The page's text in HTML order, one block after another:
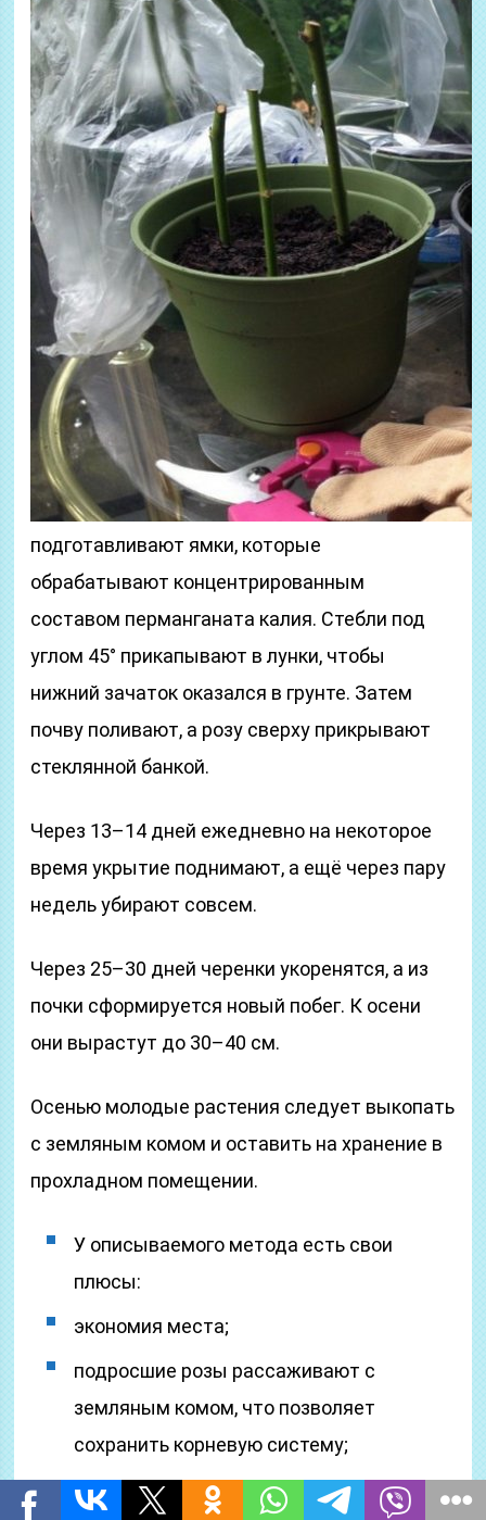
подготавливают ямки, которые
обрабатывают концентрированным
составом перманганата калия. Стебли под
углом 45° прикапывают в лунки, чтобы
нижний зачаток оказался в грунте. Затем
почву поливают, а розу сверху прикрывают
стеклянной банкой.
Через 13–14 дней ежедневно на некоторое
время укрытие поднимают, а ещё через пару
недель убирают совсем.
Через 25–30 дней черенки укоренятся, а из
почки сформируется новый побег. К осени
они вырастут до 30–40 см.
Осенью молодые растения следует выкопать
с земляным комом и оставить на хранение в
прохладном помещении.
У описываемого метода есть свои
плюсы:
экономия места;
подросшие розы рассаживают с
земляным комом, что позволяет
сохранить корневую систему;
отсутствие корней определяется по